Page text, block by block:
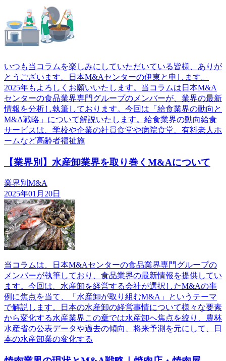
いつも当コラムを楽しみにしていただいている皆様、ありが
とうございます。日本M&Aセンターの伊東と申します。
2025年もよろしくお願いいたします。当コラムは日本M&A
センターの食品業界専門グループのメンバーが、業界の最新
情報を分析し執筆しております。今回は「給食業界の動向と
M&A戦略」について解説いたします。給食業界の動向給食
サービスは、学校や企業の社員食堂や病院食堂、有料老人ホ
ームなど高齢者福祉施
【業界別】水産卸業界を取り巻くM&Aについて
業界別M&A
2025年01月20日
当コラムは、日本M&Aセンターの食品業界専門グループの
メンバーが執筆しており、食品業界の最新情報を提供してい
ます。今回は、水産卸を経営する会社が選択したM&Aの事
例に焦点を当て、「水産卸が取り組むM&A」というテーマ
で解説します。日本の水産卸の経営事情について様々な要素
から変化する水産業界この章では水産卸へ焦点を絞り、農林
水産省の公表データや過去の傾向、将来予測を元にして、日
本の水産卸業の変化する